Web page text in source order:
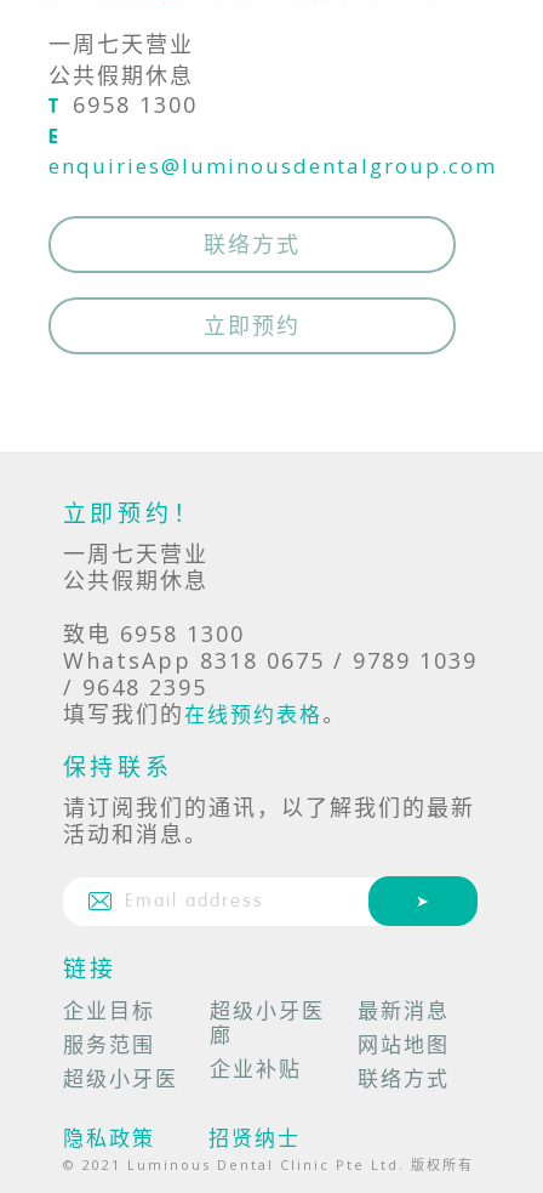
一周七天营业
公共假期休息
T 6958 1300
E
enquiries@luminousdentalgroup.com
联络方式
立即预约
立即预约！
一周七天营业
公共假期休息
致电 6958 1300
WhatsApp 8318 0675 / 9789 1039
/ 9648 2395
填写我们的在线预约表格。
保持联系
请订阅我们的通讯，以了解我们的最新
活动和消息。
链接
企业目标
服务范围
超级小牙医
超级小牙医
廊
企业补贴
最新消息
网站地图
联络方式
隐私政策 招贤纳士
© 2021 Luminous Dental Clinic Pte Ltd. 版权所有